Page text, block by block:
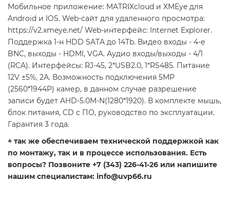
Мобильное приложение: MATRIXcloud и XMEye для
Android и IOS. Web-сайт для удаленного просмотра:
https://v2.xmeye.net/ Web-интерфейс: Internet Explorer.
Поддержка 1-н HDD SATA до 14Tb. Видео входы - 4-е
BNC, выходы - HDMI, VGA. Аудио входы/выходы - 4/1
(RCA). Интерфейсы: RJ-45, 2*USB2.0, 1*RS485. Питание
12V ±5%, 2А. Возможность подключения 5МР
(2560*1944P) камер, в данном случае разрешение
записи будет AHD-5.0M-N(1280*1920). В комплекте мышь,
блок питания, CD с ПО, руководство по эксплуатации.
Гарантия 3 года.
+ так же обеспечиваем технической поддержкой как
по монтажу, так и в процессе использования. Есть
вопросы? Позвоните +7 (343) 226-41-26 или напишите
нашим специалистам: info@uvp66.ru